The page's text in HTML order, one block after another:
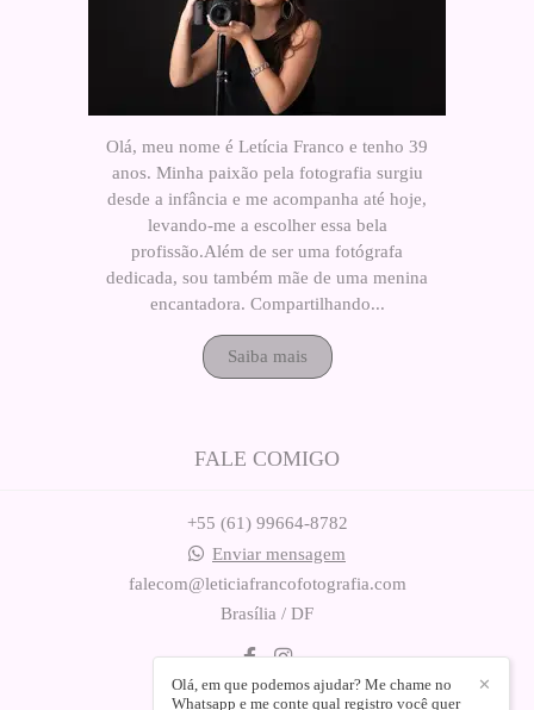
Olá, meu nome é Letícia Franco e tenho 39
anos. Minha paixão pela fotografia surgiu
desde a infância e me acompanha até hoje,
levando-me a escolher essa bela
profissão.Além de ser uma fotógrafa
dedicada, sou também mãe de uma menina
encantadora. Compartilhando...
Saiba mais
FALE COMIGO
+55 (61) 99664-8782
Enviar mensagem
falecom@leticiafrancofotografia.com
Brasília / DF
✕
Olá, em que podemos ajudar? Me chame no
Whatsapp e me conte qual registro você quer